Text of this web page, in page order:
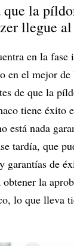
que la
llegue
en la
en el mejor de
de que la
tiene éxito
está nada
tardía, que
garantías de
la
lo que lleva